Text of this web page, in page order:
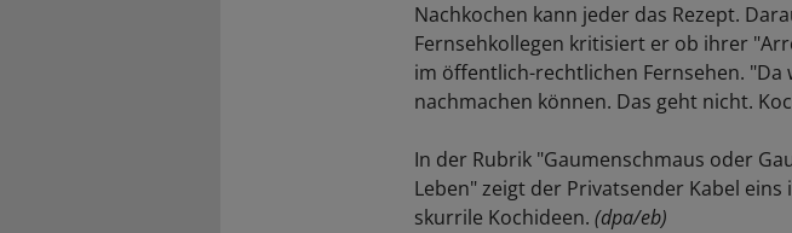
Nachkochen kann jeder das Rezept.
Fernsehkollegen kritisiert er ob ihrer
im öffentlich-rechtlichen Fernsehen. "Da
nachmachen können. Das geht nicht.
In der Rubrik "Gaumenschmaus oder
Leben" zeigt der Privatsender Kabel
skurrile Kochideen. (dpa/eb)